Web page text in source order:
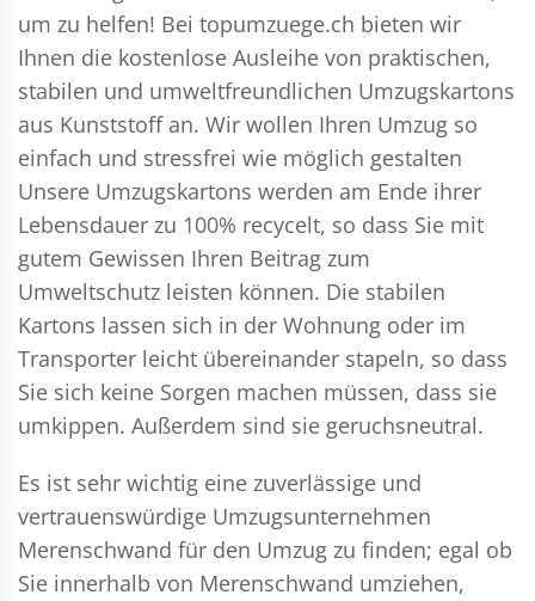
um zu helfen! Bei topumzuege.ch bieten wir
Ihnen die kostenlose Ausleihe von praktischen,
stabilen und umweltfreundlichen Umzugskartons
aus Kunststoff an. Wir wollen Ihren Umzug so
einfach und stressfrei wie möglich gestalten
Unsere Umzugskartons werden am Ende ihrer
Lebensdauer zu 100% recycelt, so dass Sie mit
gutem Gewissen Ihren Beitrag zum
Umweltschutz leisten können. Die stabilen
Kartons lassen sich in der Wohnung oder im
Transporter leicht übereinander stapeln, so dass
Sie sich keine Sorgen machen müssen, dass sie
umkippen. Außerdem sind sie geruchsneutral.
Es ist sehr wichtig eine zuverlässige und
vertrauenswürdige Umzugsunternehmen
Merenschwand für den Umzug zu finden; egal ob
Sie innerhalb von Merenschwand umziehen,